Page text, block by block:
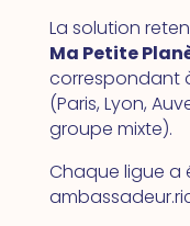
La solution
Ma Petite
correspondant
(Paris, Lyon,
groupe mixte).
Chaque ligue a